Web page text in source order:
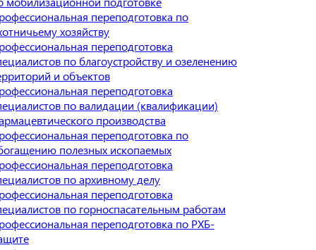
переподготовка по
хозяйству
переподготовка
по благоустройству и озеленению
и объектов
переподготовка
по валидации (квалификации)
производства
переподготовка по
полезных ископаемых
переподготовка
по архивному делу
переподготовка
по горноспасательным работам
переподготовка по РХБ-